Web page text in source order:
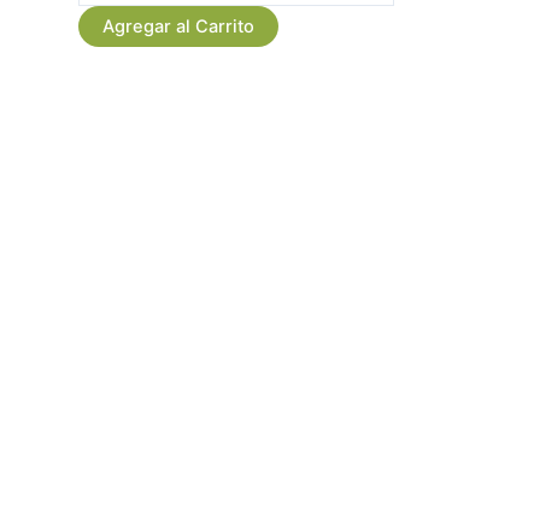
Condolencias
Premium
Agregar al Carrito